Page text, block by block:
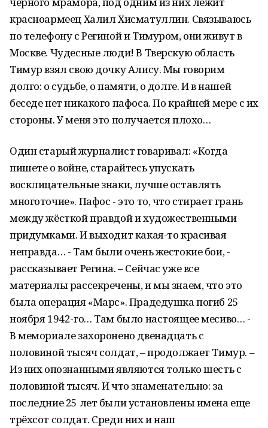
красноармеец Халил Хисматуллин. Связываюсь
по телефону с Региной и Тимуром, они живут в
Москве. Чудесные люди! В Тверскую область
Тимур взял свою дочку Алису. Мы говорим
долго: о судьбе, о памяти, о долге. И в нашей
беседе нет никакого пафоса. По крайней мере с их
стороны. У меня это получается плохо…
Один старый журналист говаривал: «Когда
пишете о войне, старайтесь упускать
восклицательные знаки, лучше оставлять
многоточие». Пафос - это то, что стирает грань
между жёсткой правдой и художественными
придумками. И выходит какая-то красивая
неправда… - Там были очень жестокие бои, -
рассказывает Регина. – Сейчас уже все
материалы рассекречены, и мы знаем, что это
была операция «Марс». Прадедушка погиб 25
ноября 1942-го… Там было настоящее месиво… -
В мемориале захоронено двенадцать с
половиной тысяч солдат, – продолжает Тимур. –
Из них опознанными являются только шесть с
половиной тысяч. И что знаменательно: за
последние 25 лет были установлены имена еще
трёхсот солдат. Среди них и наш